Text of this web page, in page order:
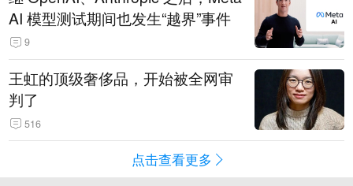
AI 模型测试期间也发生“越界”事件
9
王虹的顶级奢侈品，开始被全网审
判了
516
点击查看更多